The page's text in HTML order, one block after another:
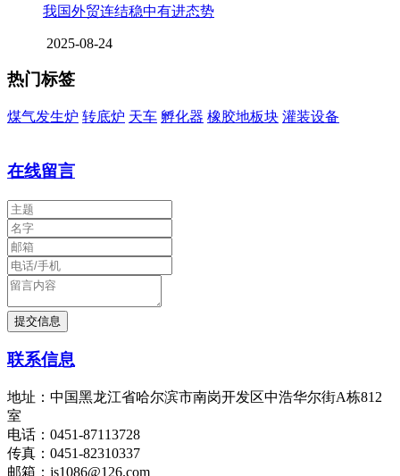
我国外贸连结稳中有进态势
2025-08-24
热门标签
煤气发生炉 转底炉 天车 孵化器 橡胶地板块 灌装设备
在线留言
联系信息
地址：中国黑龙江省哈尔滨市南岗开发区中浩华尔街A栋812
室
电话：0451-87113728
传真：0451-82310337
邮箱：js1086@126.com